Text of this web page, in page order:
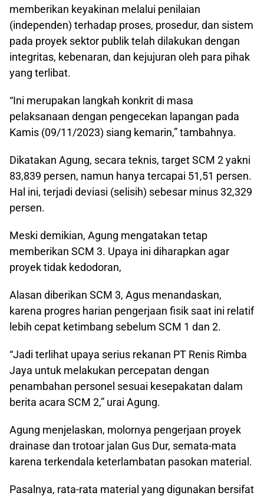
memberikan keyakinan melalui penilaian
(independen) terhadap proses, prosedur, dan sistem
pada proyek sektor publik telah dilakukan dengan
integritas, kebenaran, dan kejujuran oleh para pihak
yang terlibat.
“Ini merupakan langkah konkrit di masa
pelaksanaan dengan pengecekan lapangan pada
Kamis (09/11/2023) siang kemarin,” tambahnya.
Dikatakan Agung, secara teknis, target SCM 2 yakni
83,839 persen, namun hanya tercapai 51,51 persen.
Hal ini, terjadi deviasi (selisih) sebesar minus 32,329
persen.
Meski demikian, Agung mengatakan tetap
memberikan SCM 3. Upaya ini diharapkan agar
proyek tidak kedodoran,
Alasan diberikan SCM 3, Agus menandaskan,
karena progres harian pengerjaan fisik saat ini relatif
lebih cepat ketimbang sebelum SCM 1 dan 2.
“Jadi terlihat upaya serius rekanan PT Renis Rimba
Jaya untuk melakukan percepatan dengan
penambahan personel sesuai kesepakatan dalam
berita acara SCM 2,” urai Agung.
Agung menjelaskan, molornya pengerjaan proyek
drainase dan trotoar jalan Gus Dur, semata-mata
karena terkendala keterlambatan pasokan material.
Pasalnya, rata-rata material yang digunakan bersifat